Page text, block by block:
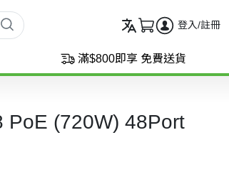
登入/註冊
滿$800即享 免費送貨
PoE (720W) 48Port